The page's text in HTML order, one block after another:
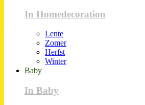
In Homedecoration
Lente
Zomer
Herfst
Winter
Baby
In Baby